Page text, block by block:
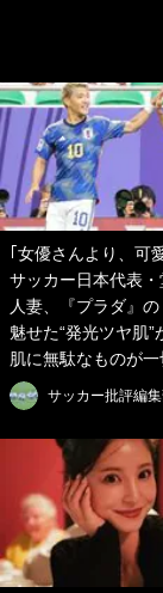
｢女優さんより、可
サッカー日本代表
人妻、『プラダ』
魅せた“発光ツヤ肌”
肌に無駄なものが一
サッカー批評編